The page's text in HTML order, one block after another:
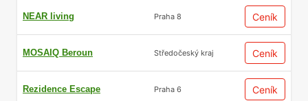
NEAR living Praha 8 Ceník
MOSAIQ Beroun Středočeský kraj Ceník
Rezidence Escape Praha 6 Ceník